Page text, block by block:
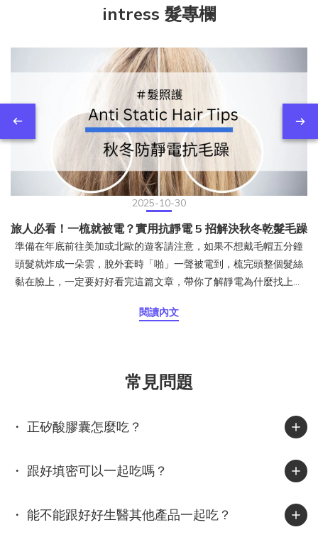
intress 髮專欄
2025-10-30
旅人必看！一梳就被電？實用抗靜電 5 招解決秋冬乾髮毛躁
準備在年底前往美加或北歐的遊客請注意，如果不想戴毛帽五分鐘
頭髮就炸成一朵雲，脫外套時「啪」一聲被電到，梳完頭整個髮絲
黏在臉上，一定要好好看完這篇文章，帶你了解靜電為什麼找上頭
方式。頭髮為什麼會產生靜電？靜電是摩擦生電的結果。當頭髮與
些電荷無法散去，就會停留在頭髮上，讓髮絲之間互相排斥、炸
開、亂飛。這也是冬天最常見的靜電現象。其實潮濕的台灣也會有
間，東北季風帶來冷空氣與乾燥氣流，加上許多人開除濕機或冷氣
暖風，室內濕度往往下降到 40% 以下，正是靜電最容易發生的區
間。北部常見「外濕內乾」、中部早晚溫差大、南部風大又乾燥，
這些條件都會讓頭髮在秋冬季節更容易蓄電。你知道嗎？靜電其實
出，靜電會增加髮絲摩擦力與梳理力，使頭髮更容易斷裂、角質層
剝落。當角質層受損後，髮絲更難保水，導致乾燥與靜電持續惡
閱讀內文
常見問題
・ 正矽酸膠囊怎麼吃？
・ 跟好填密可以一起吃嗎？
・ 能不能跟好好生醫其他產品一起吃？